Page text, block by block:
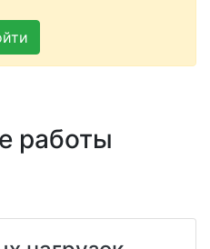
работы